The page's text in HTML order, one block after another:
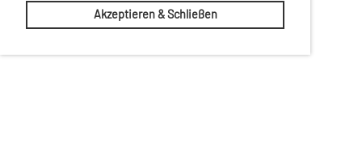
Akzeptieren & Schließen